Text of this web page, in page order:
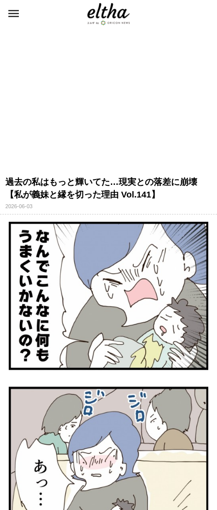
過去の私はもっと輝いてた…現実との落差に崩壊
【私が義妹と縁を切った理由 Vol.141】
2026-06-03